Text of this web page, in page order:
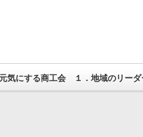
気にする商工会 １．地域のリー